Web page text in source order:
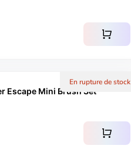
shopping_cart
En rupture de stock
Escape Mini Brush Set
shopping_cart